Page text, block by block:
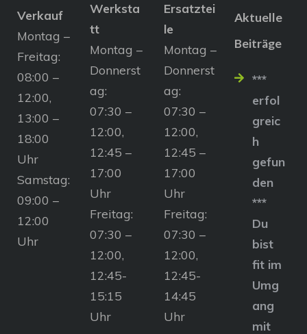
Verkauf
Montag –
Freitag:
08:00 –
12:00,
13:00 –
18:00
Uhr
Samstag:
09:00 –
12:00
Uhr
Werksta
tt
Montag –
Donnerst
ag:
07:30 –
12:00,
12:45 –
17:00
Uhr
Freitag:
07:30 –
12:00,
12:45-
15:15
Uhr
Ersatztei
le
Montag –
Donnerst
ag:
07:30 –
12:00,
12:45 –
17:00
Uhr
Freitag:
07:30 –
12:00,
12:45-
14:45
Uhr
Aktuelle
Beiträge
***
erfol
greic
h
gefun
den
***
Du
bist
fit im
Umg
ang
mit